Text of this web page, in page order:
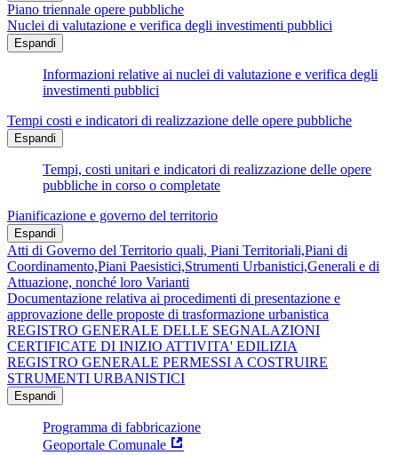
Piano triennale opere pubbliche
Nuclei di valutazione e verifica degli investimenti pubblici
Espandi
Informazioni relative ai nuclei di valutazione e verifica degli
investimenti pubblici
Tempi costi e indicatori di realizzazione delle opere pubbliche
Espandi
Tempi, costi unitari e indicatori di realizzazione delle opere
pubbliche in corso o completate
Pianificazione e governo del territorio
Espandi
Atti di Governo del Territorio quali, Piani Territoriali,Piani di
Coordinamento,Piani Paesistici,Strumenti Urbanistici,Generali e di
Attuazione, nonché loro Varianti
Documentazione relativa ai procedimenti di presentazione e
approvazione delle proposte di trasformazione urbanistica
REGISTRO GENERALE DELLE SEGNALAZIONI
CERTIFICATE DI INIZIO ATTIVITA' EDILIZIA
REGISTRO GENERALE PERMESSI A COSTRUIRE
STRUMENTI URBANISTICI
Espandi
Programma di fabbricazione
Geoportale Comunale